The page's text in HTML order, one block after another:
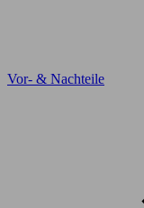
Vor- & Nachteile